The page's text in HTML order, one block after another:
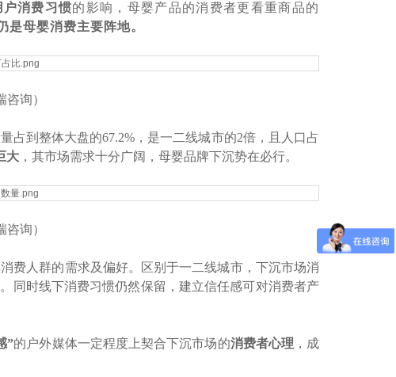
户消费习惯的影响，母婴产品的消费者更看重商品的
是母婴消费主要阵地。
咨询）
占到整体大盘的67.2%，是一二线城市的2倍，且人口占
大 ，其市场需求十分广阔，母婴品牌下沉势在必行。
咨询）
费人群的需求及偏好。区别于一二线城市，下沉市场消
同时线下消费习惯仍然保留，建立信任感可对消费者产
”的户外媒体一定程度上契合下沉市场的消费者心理 ，成